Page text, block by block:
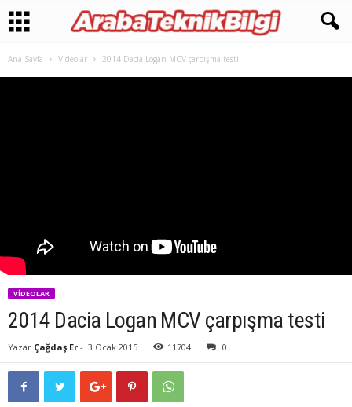
Ana Sayfa Videolar 2014 Dacia Logan MCV çarpışma testi
VIDEOLAR
2014 Dacia Logan MCV çarpışma testi
Yazar Çağdaş Er - 3 Ocak 2015 11704 0